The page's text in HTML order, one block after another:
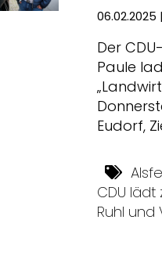
06.02.2025
Der
Paule
Eudorf,
CDU
Ruhl